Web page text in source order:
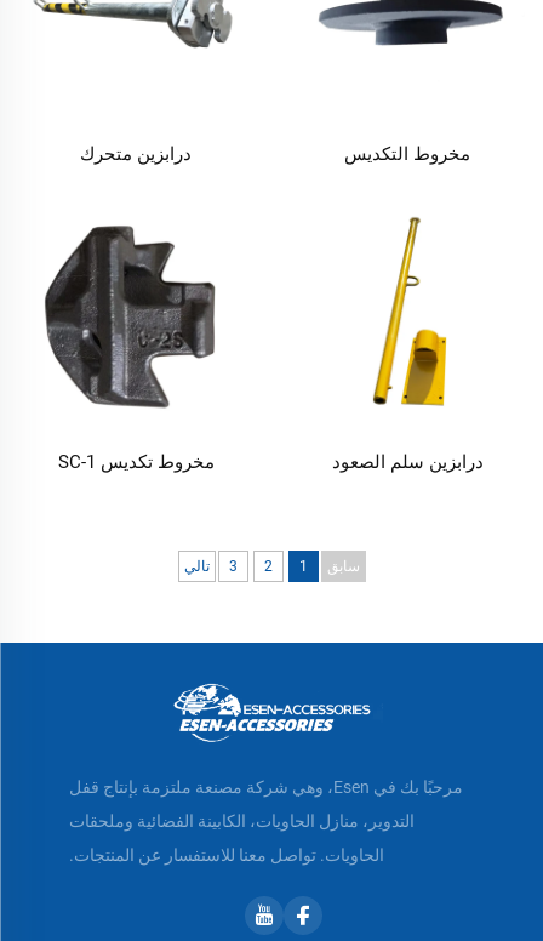
مخروط التكديس درابزين متحرك
درابزين سلم الصعود مخروط تكديس SC-1
سابق 1
2
3 تالي
مرحبًا بك في Esen، وهي شركة مصنعة ملتزمة بإنتاج قفل
التدوير، منازل الحاويات، الكابينة الفضائية وملحقات
الحاويات. تواصل معنا للاستفسار عن المنتجات.